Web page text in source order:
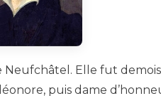
Neufchâtel. Elle fut
puis dame